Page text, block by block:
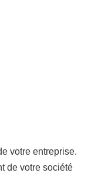
votre entreprise.
de votre société